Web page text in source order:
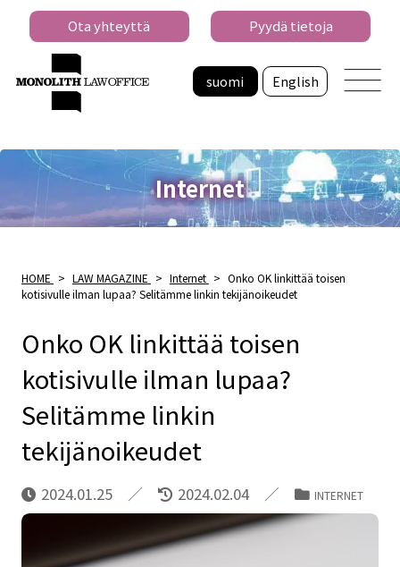
suomi English
Ota yhteyttä Pyydä tietoja
Internet
HOME > LAW MAGAZINE > Internet > Onko OK linkittää toisen
kotisivulle ilman lupaa? Selitämme linkin tekijänoikeudet
Onko OK linkittää toisen
kotisivulle ilman lupaa?
Selitämme linkin
tekijänoikeudet
2024.01.25 2024.02.04 INTERNET